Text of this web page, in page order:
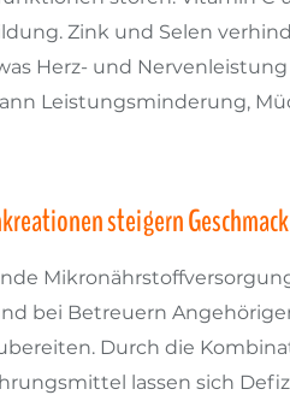
Zink und Selen
Herz- und
Leistungsminderung,
steigern
bei Betreuern
Durch die
lassen sich